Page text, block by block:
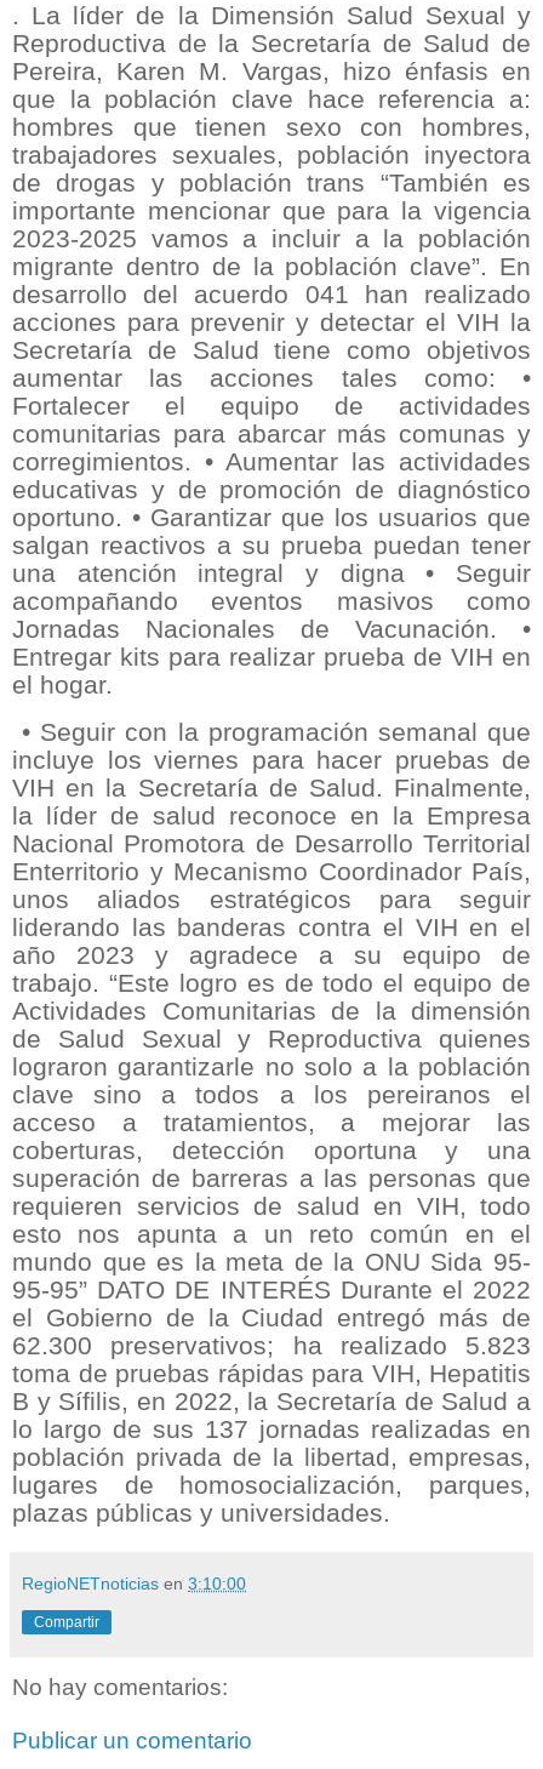
. La líder de la Dimensión Salud Sexual y
Reproductiva de la Secretaría de Salud de
Pereira, Karen M. Vargas, hizo énfasis en
que la población clave hace referencia a:
hombres que tienen sexo con hombres,
trabajadores sexuales, población inyectora
de drogas y población trans “También es
importante mencionar que para la vigencia
2023-2025 vamos a incluir a la población
migrante dentro de la población clave”. En
desarrollo del acuerdo 041 han realizado
acciones para prevenir y detectar el VIH la
Secretaría de Salud tiene como objetivos
aumentar las acciones tales como: •
Fortalecer el equipo de actividades
comunitarias para abarcar más comunas y
corregimientos. • Aumentar las actividades
educativas y de promoción de diagnóstico
oportuno. • Garantizar que los usuarios que
salgan reactivos a su prueba puedan tener
una atención integral y digna • Seguir
acompañando eventos masivos como
Jornadas Nacionales de Vacunación. •
Entregar kits para realizar prueba de VIH en
el hogar.
• Seguir con la programación semanal que
incluye los viernes para hacer pruebas de
VIH en la Secretaría de Salud. Finalmente,
la líder de salud reconoce en la Empresa
Nacional Promotora de Desarrollo Territorial
Enterritorio y Mecanismo Coordinador País,
unos aliados estratégicos para seguir
liderando las banderas contra el VIH en el
año 2023 y agradece a su equipo de
trabajo. “Este logro es de todo el equipo de
Actividades Comunitarias de la dimensión
de Salud Sexual y Reproductiva quienes
lograron garantizarle no solo a la población
clave sino a todos a los pereiranos el
acceso a tratamientos, a mejorar las
coberturas, detección oportuna y una
superación de barreras a las personas que
requieren servicios de salud en VIH, todo
esto nos apunta a un reto común en el
mundo que es la meta de la ONU Sida 95-
95-95” DATO DE INTERÉS Durante el 2022
el Gobierno de la Ciudad entregó más de
62.300 preservativos; ha realizado 5.823
toma de pruebas rápidas para VIH, Hepatitis
B y Sífilis, en 2022, la Secretaría de Salud a
lo largo de sus 137 jornadas realizadas en
población privada de la libertad, empresas,
lugares de homosocialización, parques,
plazas públicas y universidades.
RegioNETnoticias en 3:10:00
Compartir
No hay comentarios:
Publicar un comentario